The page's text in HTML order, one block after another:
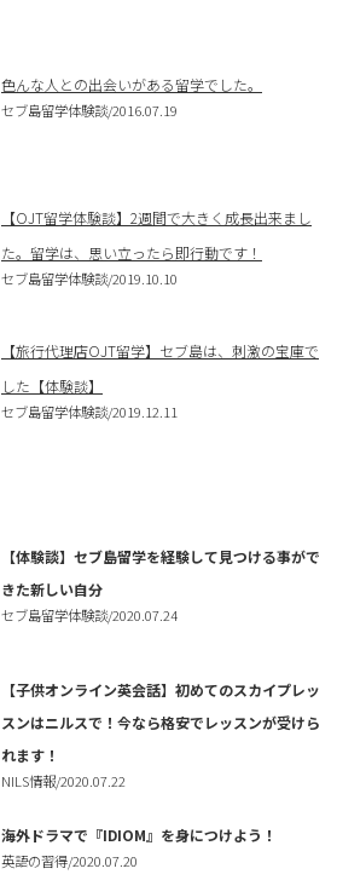
色んな人との出会いがある留学でした。
セブ島留学体験談/2016.07.19
【OJT留学体験談】2週間で大きく成長出来まし
た。留学は、思い立ったら即行動です！
セブ島留学体験談/2019.10.10
【旅行代理店OJT留学】セブ島は、刺激の宝庫で
した【体験談】
セブ島留学体験談/2019.12.11
【体験談】セブ島留学を経験して見つける事がで
きた新しい自分
セブ島留学体験談/2020.07.24
【子供オンライン英会話】初めてのスカイプレッ
スンはニルスで！今なら格安でレッスンが受けら
れます！
NILS情報/2020.07.22
海外ドラマで『IDIOM』を身につけよう！
英語の習得/2020.07.20